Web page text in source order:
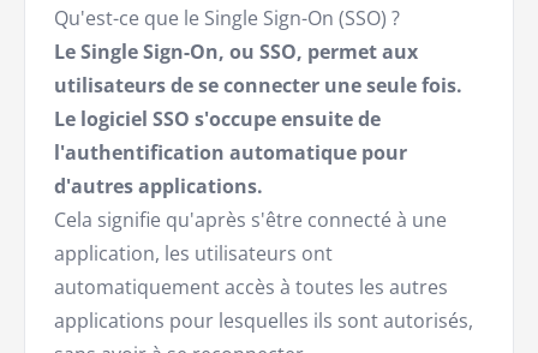
Qu'est-ce que le Single Sign-On (SSO) ?
Le Single Sign-On, ou SSO, permet aux
utilisateurs de se connecter une seule fois.
Le logiciel SSO s'occupe ensuite de
l'authentification automatique pour
d'autres applications.
Cela signifie qu'après s'être connecté à une
application, les utilisateurs ont
automatiquement accès à toutes les autres
applications pour lesquelles ils sont autorisés,